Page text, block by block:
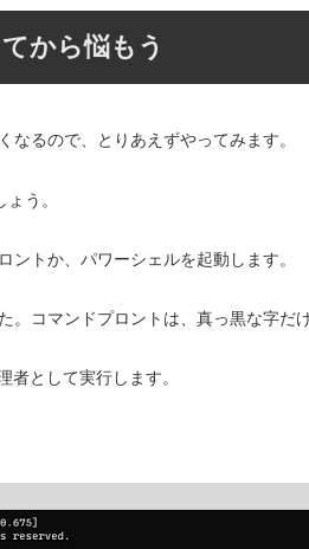
から悩もう
なるので、とりあえずやってみます。
う。
ントか、パワーシェルを起動します。
。コマンドプロントは、真っ黒な字だ
者として実行します。